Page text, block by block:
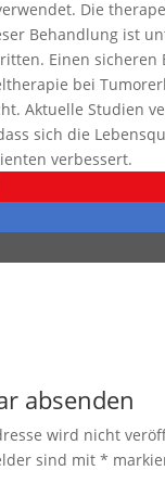
Die
Behandlung ist
Einen sicheren
bei
Aktuelle Studien
sich die
verbessert.
absenden
wird nicht
sind mit *